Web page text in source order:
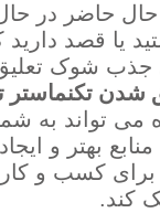
حاضر در حال
یا قصد
جذب شوک
شدن
می تواند به
بهتر و
برای کسب و
کند.